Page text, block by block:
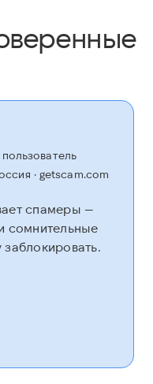
· getscam.com
спамеры —
сомнительные